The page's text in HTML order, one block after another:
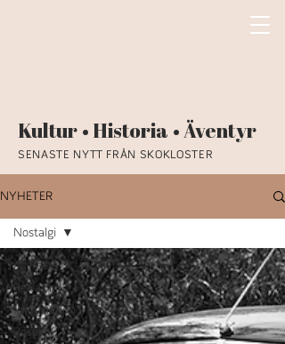
Kultur • Historia • Äventyr
SENASTE NYTT FRÅN SKOKLOSTER
NYHETER
All Posts
Reklam
Information
Resor
Nostalgi